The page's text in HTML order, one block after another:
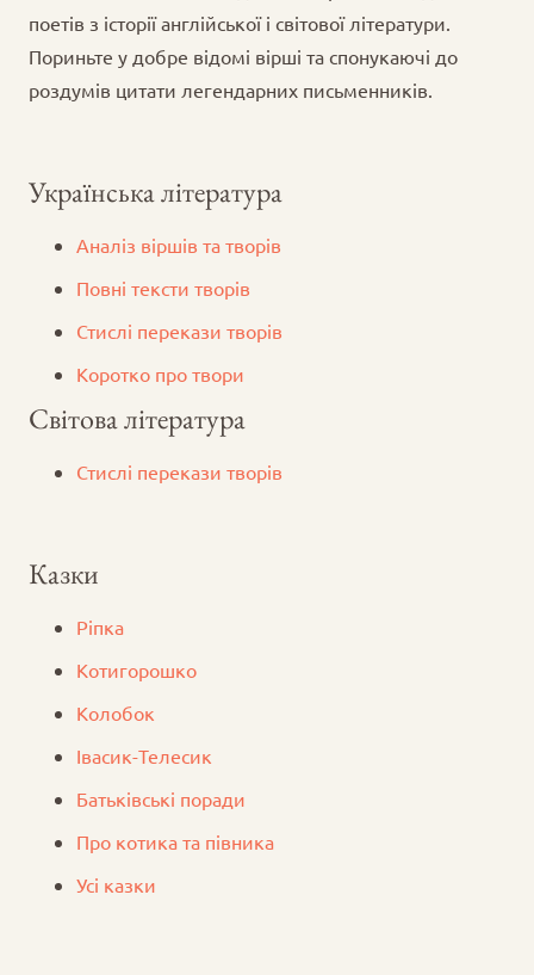
поетів з історії англійської і світової літератури.
Пориньте у добре відомі вірші та спонукаючі до
роздумів цитати легендарних письменників.
Українська література
Аналіз віршів та творів
Повні тексти творів
Стислі перекази творів
Коротко про твори
Світова література
Стислі перекази творів
Казки
Ріпка
Котигорошко
Колобок
Iвасик-Телесик
Батьківські поради
Про котика та півника
Усі казки